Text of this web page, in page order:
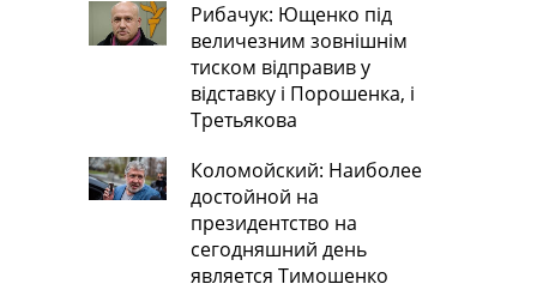
Рибачук: Ющенко під
величезним зовнішнім
тиском відправив у
відставку і Порошенка, і
Третьякова
Коломойский: Наиболее
достойной на
президентство на
сегодняшний день
является Тимошенко